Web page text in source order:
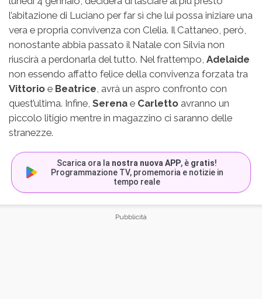
l’abitazione di Luciano per far sì che lui possa iniziare una
vera e propria convivenza con Clelia. Il Cattaneo, però,
nonostante abbia passato il Natale con Silvia non
riuscirà a perdonarla del tutto. Nel frattempo, Adelaide
non essendo affatto felice della convivenza forzata tra
Vittorio e Beatrice , avrà un aspro confronto con
quest’ultima. Infine, Serena e Carletto avranno un
piccolo litigio mentre in magazzino ci saranno delle
stranezze.
Scarica ora la nostra nuova APP, è gratis!
Programmazione TV, promemoria e notizie in
tempo reale